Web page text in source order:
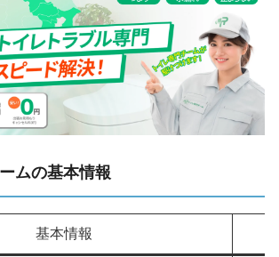
ムの基本情報
基本情報